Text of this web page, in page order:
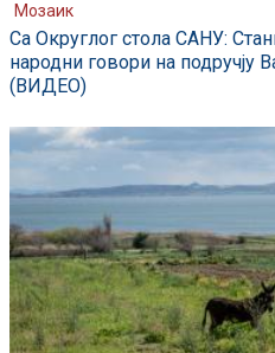
Мозаик
Са Округлог стола САНУ:
народни говори на подручју
(ВИДЕО)